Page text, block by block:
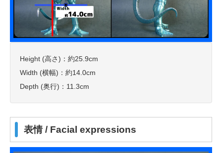
Height (高さ)：約25.9cm
Width (横幅)：約14.0cm
Depth (奥行)：11.3cm
表情 / Facial expressions